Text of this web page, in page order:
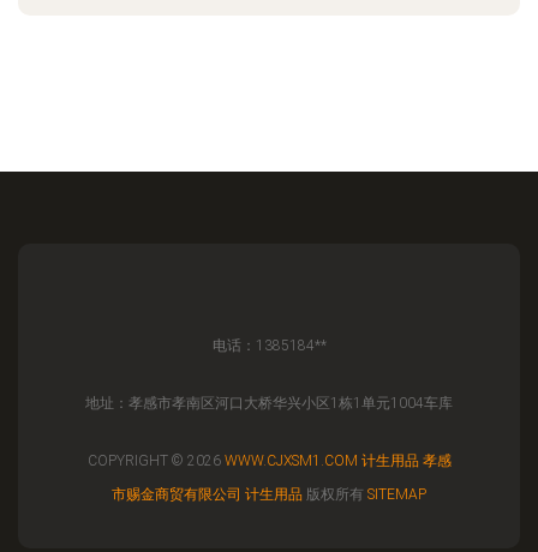
电话：1385184**
地址：孝感市孝南区河口大桥华兴小区1栋1单元1004车库
COPYRIGHT © 2026 WWW.CJXSM1.COM 计生用品 孝感
市赐金商贸有限公司 计生用品 版权所有 SITEMAP